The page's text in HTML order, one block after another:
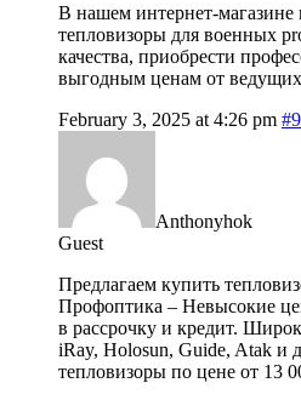
В нашем интернет-
тепловизоры для военных
качества, приобрести
выгодным ценам от
February 3, 2025 at 4:26 pm
Anthonyhok
Guest
Предлагаем купить
Профоптика – Невысокие
в рассрочку и кредит.
iRay, Holosun, Guide, Atak и
тепловизоры по цене от 13